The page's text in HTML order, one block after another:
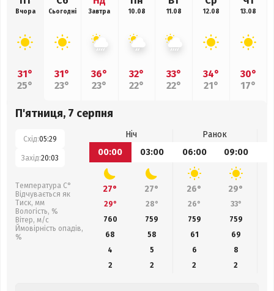
Вчора
31°
25°
Сьогодні
31°
23°
Завтра
36°
23°
10.08
32°
22°
11.08
33°
22°
12.08
34°
21°
13.08
30°
17°
П'ятниця, 7 серпня
Схід:05:29
Захід:20:03
Температура С°
Відчувається як
Тиск, мм
Вологість, %
Вітер, м/с
Ймовірність опадів,
%
Ніч
Ранок
00:00
03:00 06:00 09:00
27° 27° 26° 29°
29° 28° 26° 33°
760
759 759 759
68
58 61 69
4
5 6
8
2
2 2 2